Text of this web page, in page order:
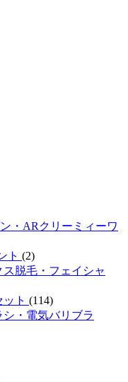
・ARクリーミィーワ
ト (2)
脱毛・フェイシャ
ト (114)
・電気バリブラ